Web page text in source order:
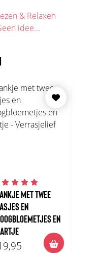
& Relaxen
idee...
MET TWEE
EN
EN